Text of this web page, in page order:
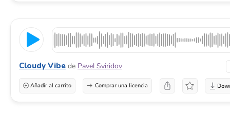
Cloudy Vibe de Pavel Sviridov
Añadir al carrito Comprar una licencia